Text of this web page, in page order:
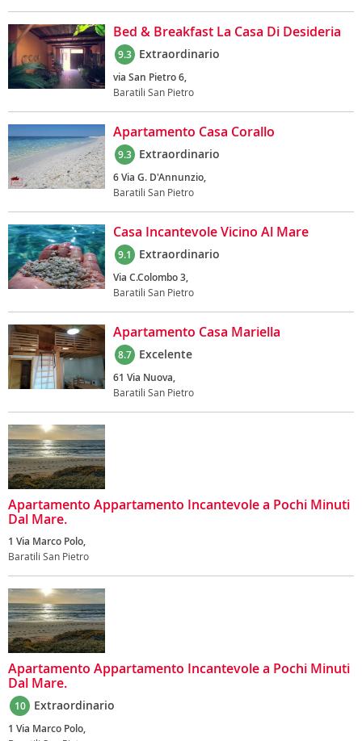
Bed & Breakfast La Casa Di Desideria
9.3 Extraordinario
via San Pietro 6,
Baratili San Pietro
Apartamento Casa Corallo
9.3 Extraordinario
6 Via G. D'Annunzio,
Baratili San Pietro
Casa Incantevole Vicino Al Mare
9.1 Extraordinario
Via C.Colombo 3,
Baratili San Pietro
Apartamento Casa Mariella
8.7 Excelente
61 Via Nuova,
Baratili San Pietro
Apartamento Appartamento Incantevole a Pochi Minuti
Dal Mare.
1 Via Marco Polo,
Baratili San Pietro
Apartamento Appartamento Incantevole a Pochi Minuti
Dal Mare.
10 Extraordinario
1 Via Marco Polo,